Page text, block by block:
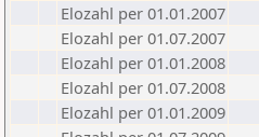
Elozahl per 01.01.2007
Elozahl per 01.07.2007
Elozahl per 01.01.2008
Elozahl per 01.07.2008
Elozahl per 01.01.2009